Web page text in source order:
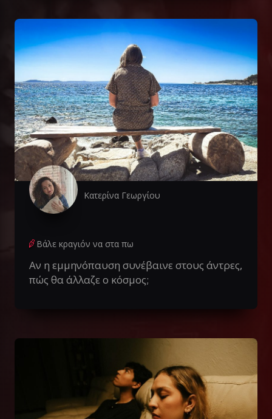
Κατερίνα Γεωργίου
Βάλε κραγιόν να στα πω
Αν η εμμηνόπαυση συνέβαινε στους άντρες,
πώς θα άλλαζε ο κόσμος;